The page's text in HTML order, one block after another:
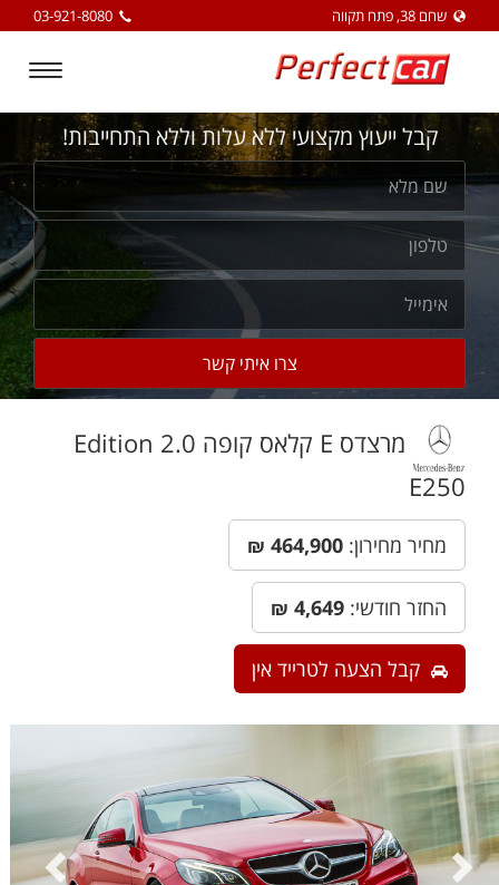
שחם 38, פתח תקווה 03-921-8080
Toggle
קבל ייעוץ מקצועי ללא עלות וללא התחייבות!
מרצדס E קלאס קופה 2.0 Edition
E250
מחיר מחירון: ₪
החזר חודשי: 4,649
₪
קבל הצעה לטרייד אין